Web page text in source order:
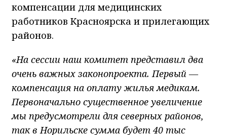
компенсации для медицинских
работников Красноярска и прилегающих
районов.
«На сессии наш комитет представил два
очень важных законопроекта. Первый —
компенсация на оплату жилья медикам.
Первоначально существенное увеличение
мы предусмотрели для северных районов,
так в Норильске сумма будет 40 тыс